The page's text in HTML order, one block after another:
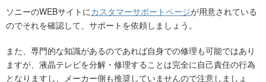
ソニーのWEBサイトにカスタマーサポートページが用意されている
のでそれを確認して、サポートを依頼しましょう。
また、専門的な知識があるのであれば自身での修理も可能ではあり
ますが、液晶テレビを分解・修理することは完全に自己責任の行為
となりますし、メーカー側も推奨していませんので注意しましょ